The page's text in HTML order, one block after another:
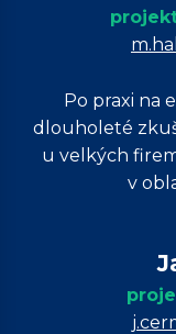
Po praxi na
dlouholeté
u velkých
v